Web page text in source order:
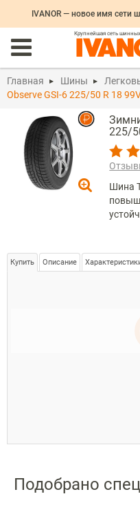
IVANOR — новое имя сети
Крупнейшая сеть
Главная Шины
Observe GSI-6 225/50 R 18 99V
225/
Шина
Купить Описание
Подобрано